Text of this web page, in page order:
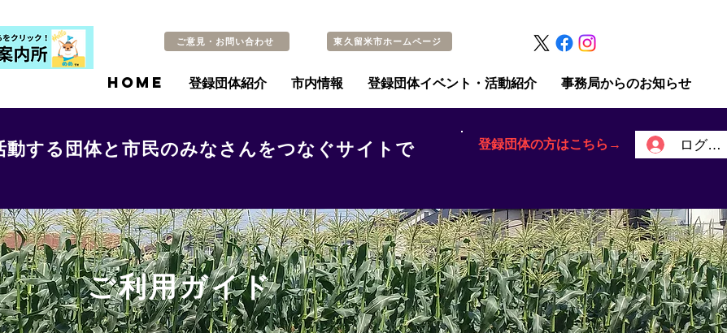
ご意見・お問い合わせ 東久留米市ホームページ
HOME 登録団体紹介 市内情報 登録団体イベント・活動紹介 事務局からのお知らせ
する団体と市民のみなさんをつなぐサイトで
登録団体の方はこちら→ ログイ
ご利用ガイド